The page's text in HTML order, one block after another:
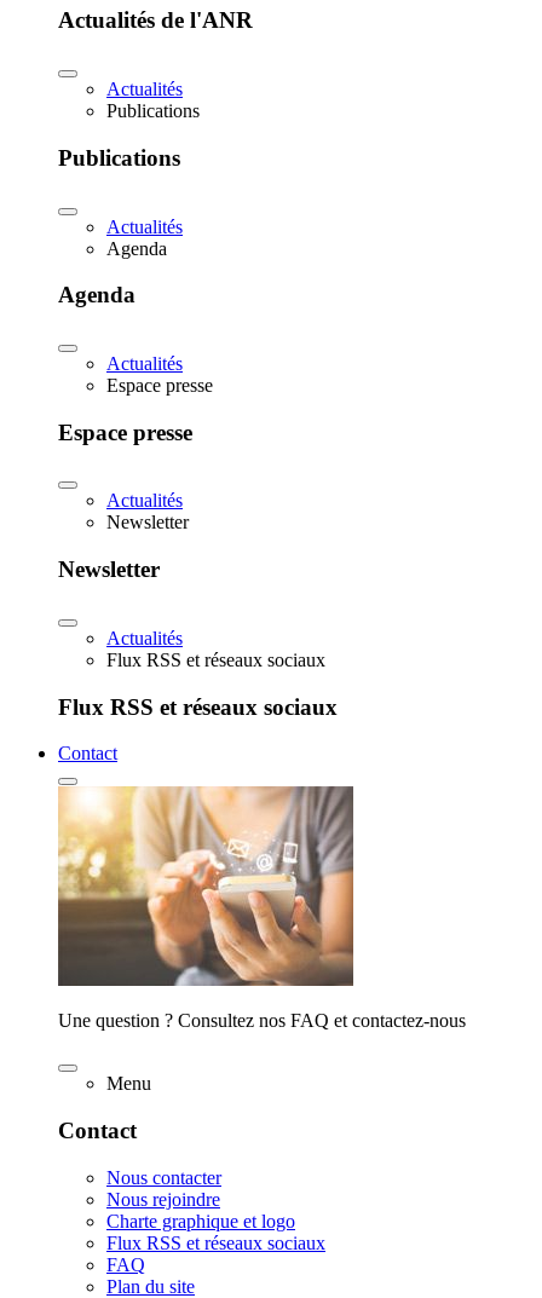
Actualités de l'ANR
Actualités
Publications
Publications
Actualités
Agenda
Agenda
Actualités
Espace presse
Espace presse
Actualités
Newsletter
Newsletter
Actualités
Flux RSS et réseaux sociaux
Flux RSS et réseaux sociaux
Contact
Une question ? Consultez nos FAQ et contactez-nous
Menu
Contact
Nous contacter
Nous rejoindre
Charte graphique et logo
Flux RSS et réseaux sociaux
FAQ
Plan du site